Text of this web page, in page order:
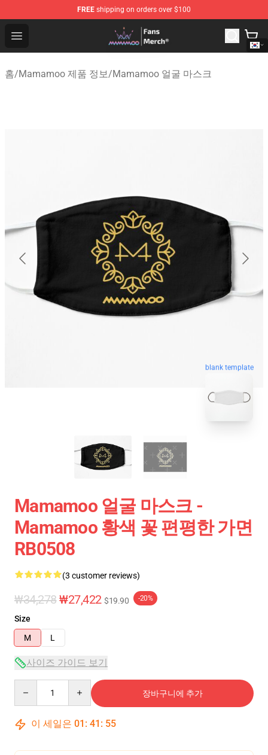
FREE shipping on orders over $100
Open menu
Mamamoo Store - Official Mamamoo Merchandise Shop
홈/Mamamoo 제품 정보/Mamamoo 얼굴 마스크
blank template
Mamamoo 얼굴 마스크 -
Mamamoo 황색 꽃 편평한 가면
RB0508
(3 customer reviews)
₩34,278₩27,422 $19.90 -20%
Size
M
L
사이즈 가이드 보기
장바구니에 추가
이 세일은 01 : 41 : 54